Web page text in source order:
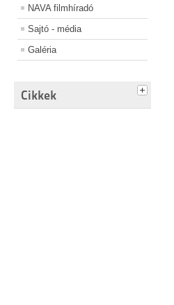
NAVA filmhíradó
Sajtó - média
Galéria
Cikkek